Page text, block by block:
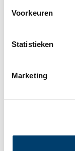
Voorkeuren
Statistieken
Marketing